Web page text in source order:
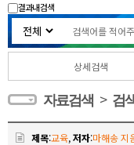
결과내 검색
상세검색
자료검색 > 검
제목:교육,저자:마해송 지